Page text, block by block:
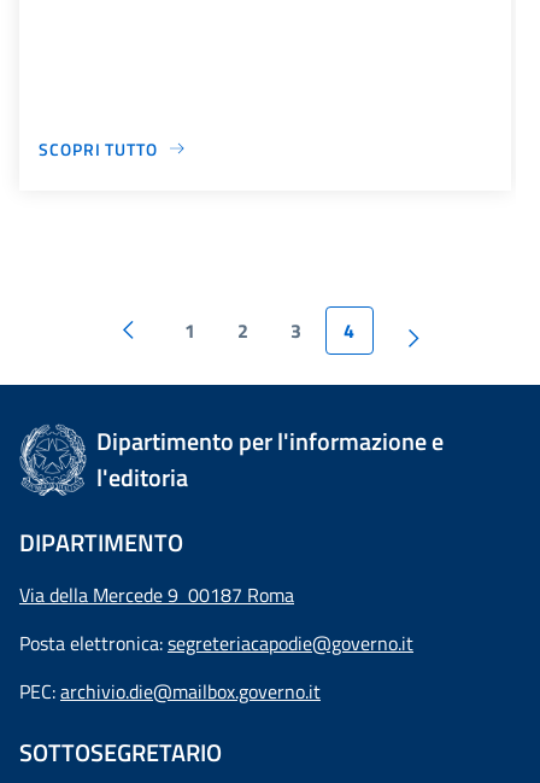
SCOPRI TUTTO
1 2 3 4
Dipartimento per l'informazione e
l'editoria
DIPARTIMENTO
Via della Mercede 9 00187 Roma
Posta elettronica:segreteriacapodie@governo.it
PEC:archivio.die@mailbox.governo.it
SOTTOSEGRETARIO